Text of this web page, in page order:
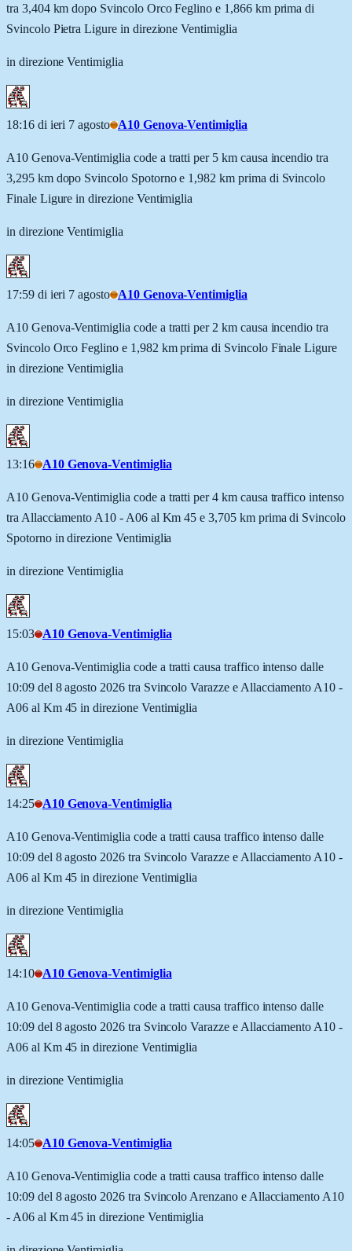
tra 3,404 km dopo Svincolo Orco Feglino e 1,866 km prima di
Svincolo Pietra Ligure in direzione Ventimiglia
in direzione Ventimiglia
18:16 di ieri 7 agosto A10 Genova-Ventimiglia
A10 Genova-Ventimiglia code a tratti per 5 km causa incendio tra
3,295 km dopo Svincolo Spotorno e 1,982 km prima di Svincolo
Finale Ligure in direzione Ventimiglia
in direzione Ventimiglia
17:59 di ieri 7 agosto A10 Genova-Ventimiglia
A10 Genova-Ventimiglia code a tratti per 2 km causa incendio tra
Svincolo Orco Feglino e 1,982 km prima di Svincolo Finale Ligure
in direzione Ventimiglia
in direzione Ventimiglia
13:16 A10 Genova-Ventimiglia
A10 Genova-Ventimiglia code a tratti per 4 km causa traffico intenso
tra Allacciamento A10 - A06 al Km 45 e 3,705 km prima di Svincolo
Spotorno in direzione Ventimiglia
in direzione Ventimiglia
15:03 A10 Genova-Ventimiglia
A10 Genova-Ventimiglia code a tratti causa traffico intenso dalle
10:09 del 8 agosto 2026 tra Svincolo Varazze e Allacciamento A10 -
A06 al Km 45 in direzione Ventimiglia
in direzione Ventimiglia
14:25 A10 Genova-Ventimiglia
A10 Genova-Ventimiglia code a tratti causa traffico intenso dalle
10:09 del 8 agosto 2026 tra Svincolo Varazze e Allacciamento A10 -
A06 al Km 45 in direzione Ventimiglia
in direzione Ventimiglia
14:10 A10 Genova-Ventimiglia
A10 Genova-Ventimiglia code a tratti causa traffico intenso dalle
10:09 del 8 agosto 2026 tra Svincolo Varazze e Allacciamento A10 -
A06 al Km 45 in direzione Ventimiglia
in direzione Ventimiglia
14:05 A10 Genova-Ventimiglia
A10 Genova-Ventimiglia code a tratti causa traffico intenso dalle
10:09 del 8 agosto 2026 tra Svincolo Arenzano e Allacciamento A10
- A06 al Km 45 in direzione Ventimiglia